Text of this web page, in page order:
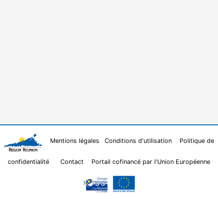
Mentions légales Conditions d'utilisation Politique de
confidentialité Contact Portail cofinancé par l'Union Européenne